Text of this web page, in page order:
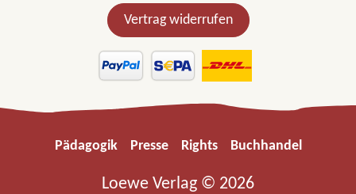
Vertrag widerrufen
Pädagogik Presse Rights Buchhandel
Loewe Verlag © 2026